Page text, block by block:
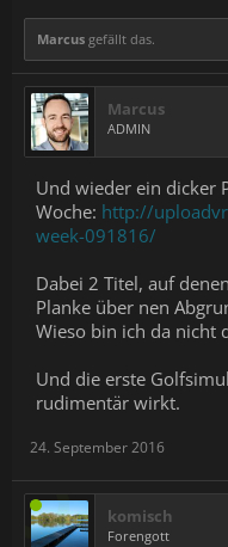
Marcus gefällt das.
Marcus
ADMIN
Und wieder ein dicker
Woche: http://
week-091816/
Dabei 2 Titel, auf
Planke über nen
Wieso bin ich da nicht
Und die erste
rudimentär wirkt.
24. September 2016
komisch
Forengott